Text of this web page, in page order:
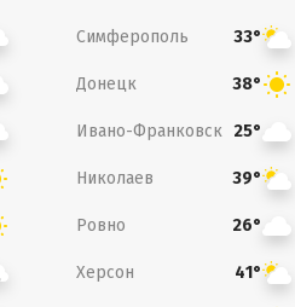
Симферополь 33°
Донецк 38°
Ивано-Франковск 25°
Николаев 39°
Ровно 26°
Херсон 41°